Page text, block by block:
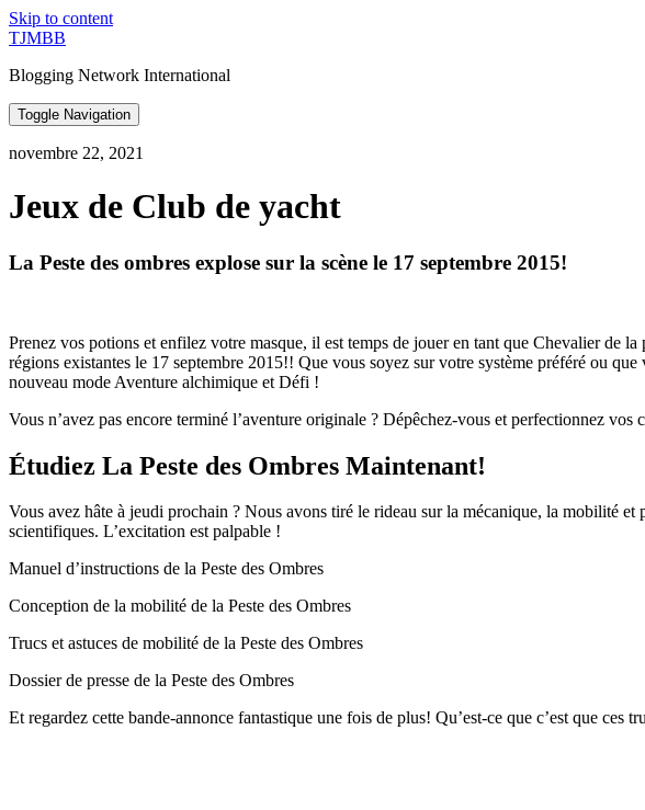
Skip to content
TJMBB
Blogging Network International
Toggle Navigation
novembre 22, 2021
Jeux de Club de yacht
La Peste des ombres explose sur la scène le 17 septembre 2015!
Prenez vos potions et enfilez votre masque, il est temps de jouer en tant que Chevalier de
régions existantes le 17 septembre 2015!! Que vous soyez sur votre système préféré ou
nouveau mode Aventure alchimique et Défi !
Vous n’avez pas encore terminé l’aventure originale ? Dépêchez-vous et perfectionnez vos
Étudiez La Peste des Ombres Maintenant!
Vous avez hâte à jeudi prochain ? Nous avons tiré le rideau sur la mécanique, la mobilité
scientifiques. L’excitation est palpable !
Manuel d’instructions de la Peste des Ombres
Conception de la mobilité de la Peste des Ombres
Trucs et astuces de mobilité de la Peste des Ombres
Dossier de presse de la Peste des Ombres
Et regardez cette bande-annonce fantastique une fois de plus! Qu’est-ce que c’est que ces